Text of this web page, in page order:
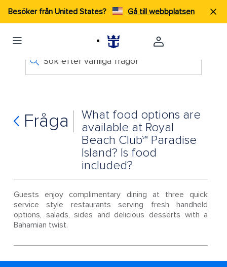
Besöker från United States? Gå till webbplatsen
Sök efter vanliga frågor
Fråga
What food options are
available at Royal
Beach Club℠ Paradise
Island? Is food
included?
Guests enjoy complimentary dining at three quick
service style restaurants serving fresh handheld
options, salads, sides and delicious desserts with a
Bahamian twist.